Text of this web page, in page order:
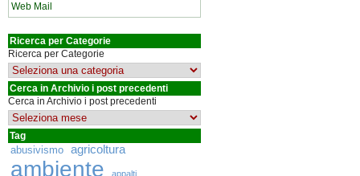
Web Mail
Ricerca per Categorie
Ricerca per Categorie
Cerca in Archivio i post precedenti
Cerca in Archivio i post precedenti
Tag
abusivismo agricoltura
ambiente appalti